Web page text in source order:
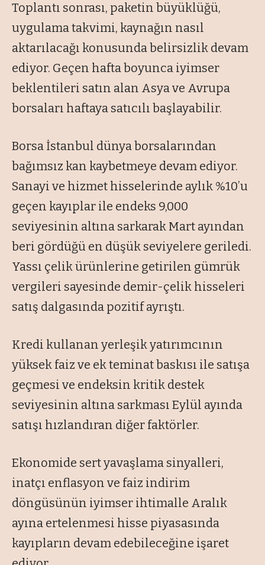
Toplantı sonrası, paketin büyüklüğü,
uygulama takvimi, kaynağın nasıl
aktarılacağı konusunda belirsizlik devam
ediyor. Geçen hafta boyunca iyimser
beklentileri satın alan Asya ve Avrupa
borsaları haftaya satıcılı başlayabilir.
Borsa İstanbul dünya borsalarından
bağımsız kan kaybetmeye devam ediyor.
Sanayi ve hizmet hisselerinde aylık %10’u
geçen kayıplar ile endeks 9,000
seviyesinin altına sarkarak Mart ayından
beri gördüğü en düşük seviyelere geriledi.
Yassı çelik ürünlerine getirilen gümrük
vergileri sayesinde demir-çelik hisseleri
satış dalgasında pozitif ayrıştı.
Kredi kullanan yerleşik yatırımcının
yüksek faiz ve ek teminat baskısı ile satışa
geçmesi ve endeksin kritik destek
seviyesinin altına sarkması Eylül ayında
satışı hızlandıran diğer faktörler.
Ekonomide sert yavaşlama sinyalleri,
inatçı enflasyon ve faiz indirim
döngüsünün iyimser ihtimalle Aralık
ayına ertelenmesi hisse piyasasında
kayıpların devam edebileceğine işaret